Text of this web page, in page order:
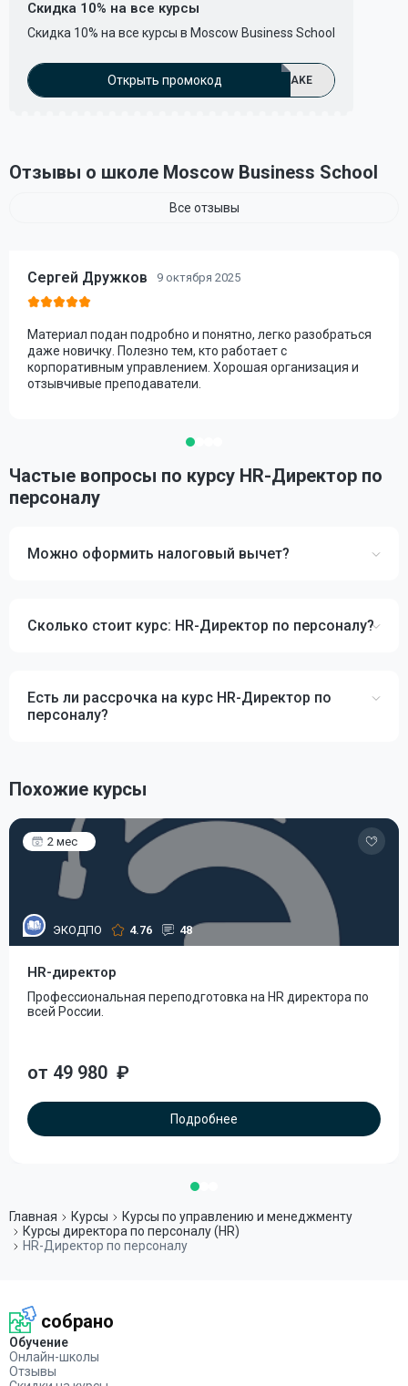
Скидка 10% на все курсы
Скидка 10% на все курсы в Moscow Business School
Открыть промокод AKE
Отзывы о школе Moscow Business School
Все отзывы
Сергей Дружков 9 октября 2025
Материал подан подробно и понятно, легко разобраться
даже новичку. Полезно тем, кто работает с
корпоративным управлением. Хорошая организация и
отзывчивые преподаватели.
Частые вопросы по курсу HR-Директор по
персоналу
Можно оформить налоговый вычет?
Сколько стоит курс: HR-Директор по персоналу?
Есть ли рассрочка на курс HR-Директор по
персоналу?
Похожие курсы
2 мес
ЭКОДПО 4.76 48
HR-директор
Профессиональная переподготовка на HR директора по
всей России.
от 49 980 ₽
Подробнее
Главная Курсы
Курсы по управлению и менеджменту
Курсы директора по персоналу (HR)
HR-Директор по персоналу
собрано
Обучение
Онлайн-школы
Отзывы